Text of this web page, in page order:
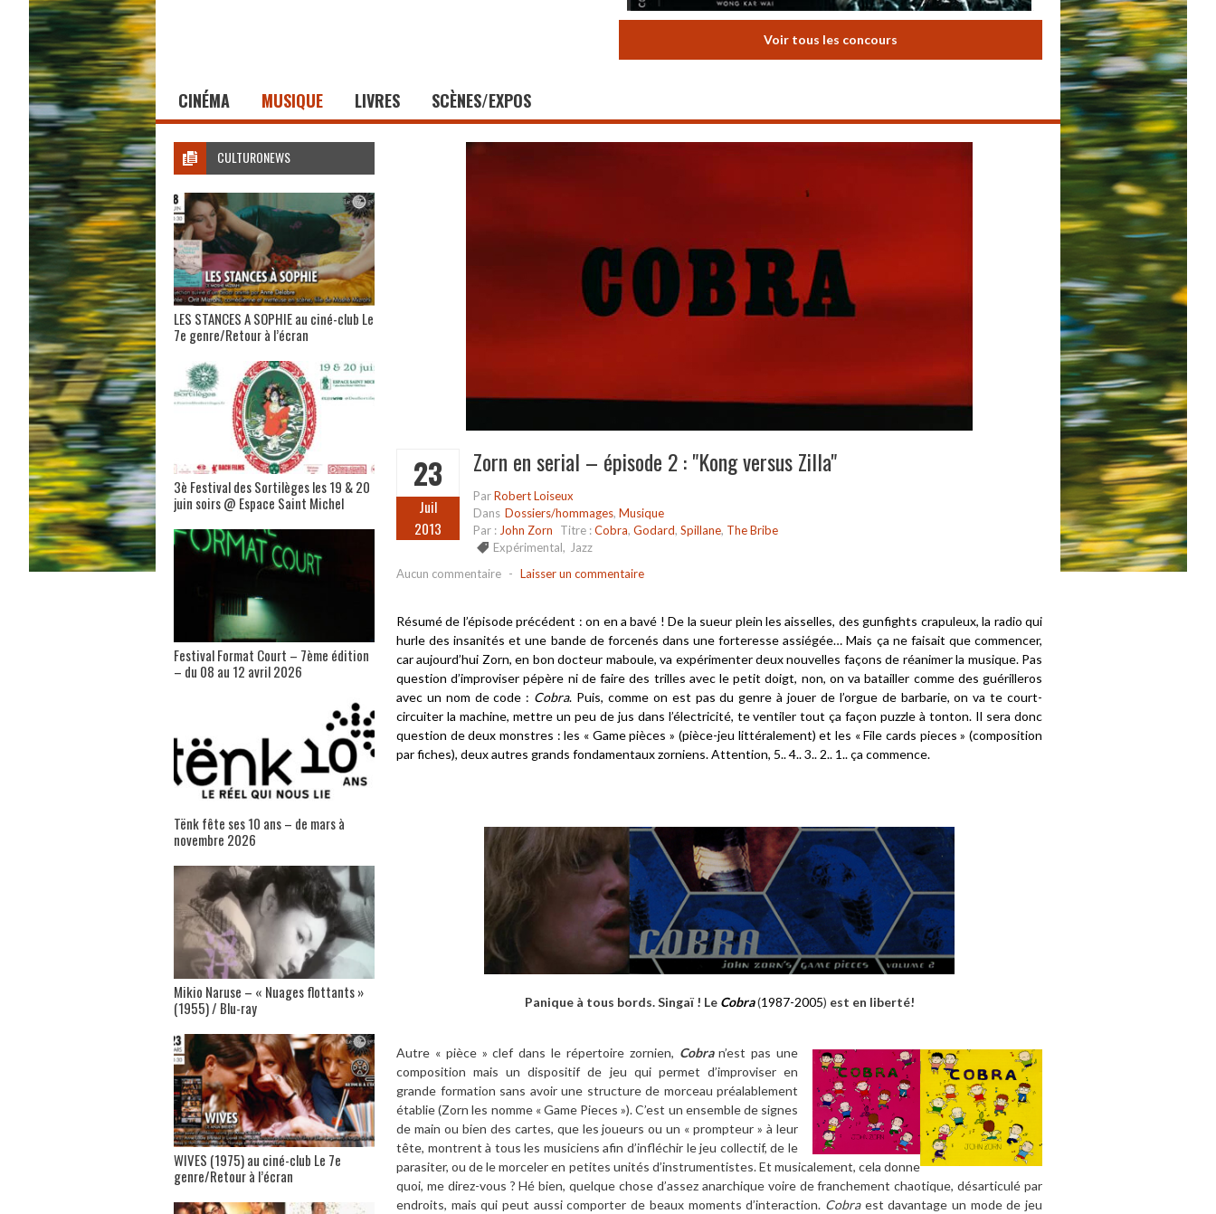
Voir tous les concours
CINÉMA MUSIQUE LIVRES SCÈNES/EXPOS
23
Juil
2013
Zorn en serial – épisode 2 : "Kong versus Zilla"
ParRobert Loiseux
Dans Dossiers/hommages, Musique
Par : John Zorn Titre :Cobra, Godard, Spillane, The Bribe
Expérimental, Jazz
Aucun commentaire - Laisser un commentaire
Résumé de l’épisode précédent : on en a bavé ! De la sueur plein les aisselles, des gunfights crapuleux, la radio qui
hurle des insanités et une bande de forcenés dans une forteresse assiégée… Mais ça ne faisait que commencer,
car aujourd’hui Zorn, en bon docteur maboule, va expérimenter deux nouvelles façons de réanimer la musique. Pas
question d’improviser pépère ni de faire des trilles avec le petit doigt, non, on va batailler comme des guérilleros
avec un nom de code : Cobra. Puis, comme on est pas du genre à jouer de l’orgue de barbarie, on va te court-
circuiter la machine, mettre un peu de jus dans l’électricité, te ventiler tout ça façon puzzle à tonton. Il sera donc
question de deux monstres : les « Game pièces » (pièce-jeu littéralement) et les « File cards pieces » (composition
par fiches), deux autres grands fondamentaux zorniens. Attention, 5.. 4.. 3.. 2.. 1.. ça commence.
Panique à tous bords. Singaï ! Le Cobra (1987-2005) est en liberté!
Autre « pièce » clef dans le répertoire zornien, Cobran’est pas une
composition mais un dispositif de jeu qui permet d’improviser en
grande formation sans avoir une structure de morceau préalablement
établie (Zorn les nomme « Game Pieces »). C’est un ensemble de signes
de main ou bien des cartes, que les joueurs ou un « prompteur » à leur
tête, montrent à tous les musiciens afin d’infléchir le jeu collectif, de le
parasiter, ou de le morceler en petites unités d’instrumentistes. Et musicalement, cela donne
quoi, me direz-vous ? Hé bien, quelque chose d’assez anarchique voire de franchement chaotique, désarticulé par
endroits, mais qui peut aussi comporter de beaux moments d’interaction. Cobraest davantage un mode de jeu
CULTURONEWS
LES STANCES A SOPHIE au ciné-club Le
7e genre/Retour à l’écran
3è Festival des Sortilèges les 19 & 20
juin soirs @ Espace Saint Michel
Festival Format Court – 7ème édition
– du 08 au 12 avril 2026
Tënk fête ses 10 ans – de mars à
novembre 2026
Mikio Naruse – « Nuages flottants »
(1955) / Blu-ray
WIVES (1975) au ciné-club Le 7e
genre/Retour à l’écran